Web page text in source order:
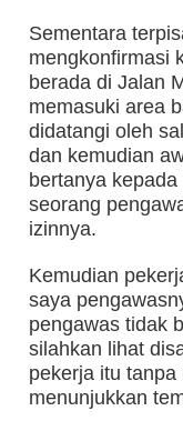
Sementara
mengkonfirmasi
berada di Jalan
memasuki area
didatangi oleh
dan kemudian
bertanya
seorang
izinnya.
Kemudian
saya
pengawas tidak
silahkan lihat
pekerja itu
menunjukkan